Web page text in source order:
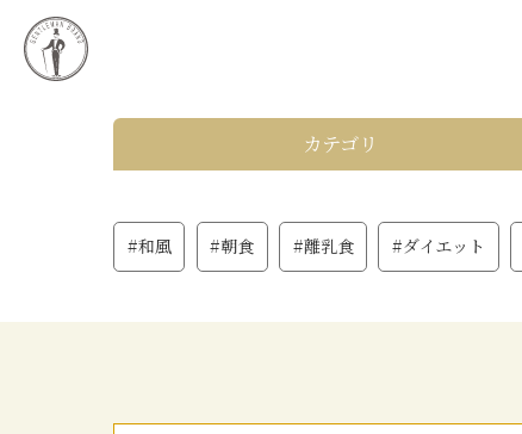
カテゴリ
#和風 #朝食 #離乳食 #ダイエット